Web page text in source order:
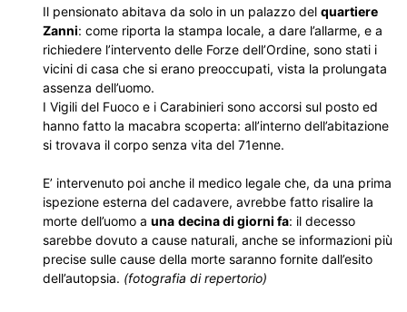
Il pensionato abitava da solo in un palazzo del quartiere
Zanni: come riporta la stampa locale, a dare l’allarme, e a
richiedere l’intervento delle Forze dell’Ordine, sono stati i
vicini di casa che si erano preoccupati, vista la prolungata
assenza dell’uomo.
I Vigili del Fuoco e i Carabinieri sono accorsi sul posto ed
hanno fatto la macabra scoperta: all’interno dell’abitazione
si trovava il corpo senza vita del 71enne.
E’ intervenuto poi anche il medico legale che, da una prima
ispezione esterna del cadavere, avrebbe fatto risalire la
morte dell’uomo a una decina di giorni fa: il decesso
sarebbe dovuto a cause naturali, anche se informazioni più
precise sulle cause della morte saranno fornite dall’esito
dell’autopsia. (fotografia di repertorio)